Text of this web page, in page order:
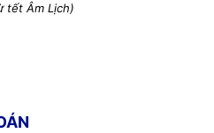
tết Âm Lịch)